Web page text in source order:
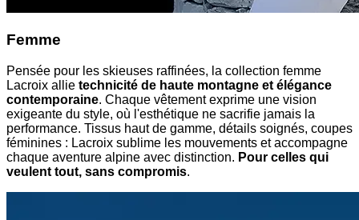
Femme
Pensée pour les skieuses raffinées, la collection femme
Lacroix allie technicité de haute montagne et élégance
contemporaine. Chaque vêtement exprime une vision
exigeante du style, où l'esthétique ne sacrifie jamais la
performance. Tissus haut de gamme, détails soignés, coupes
féminines : Lacroix sublime les mouvements et accompagne
chaque aventure alpine avec distinction. Pour celles qui
veulent tout, sans compromis.